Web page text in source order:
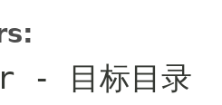
- 目标目录